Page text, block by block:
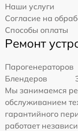
Наши услуги
Согласие на
Способы оплаты
Ремонт
Парогенераторов
Блендеров
Мы занимаемся
обслуживанием
гарантийного
работает